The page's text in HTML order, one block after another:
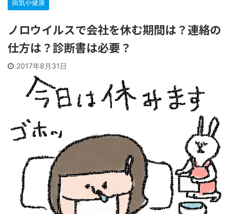
病気や健康
ノロウイルスで会社を休む期間は？連絡の
仕方は？診断書は必要？
2017年8月31日